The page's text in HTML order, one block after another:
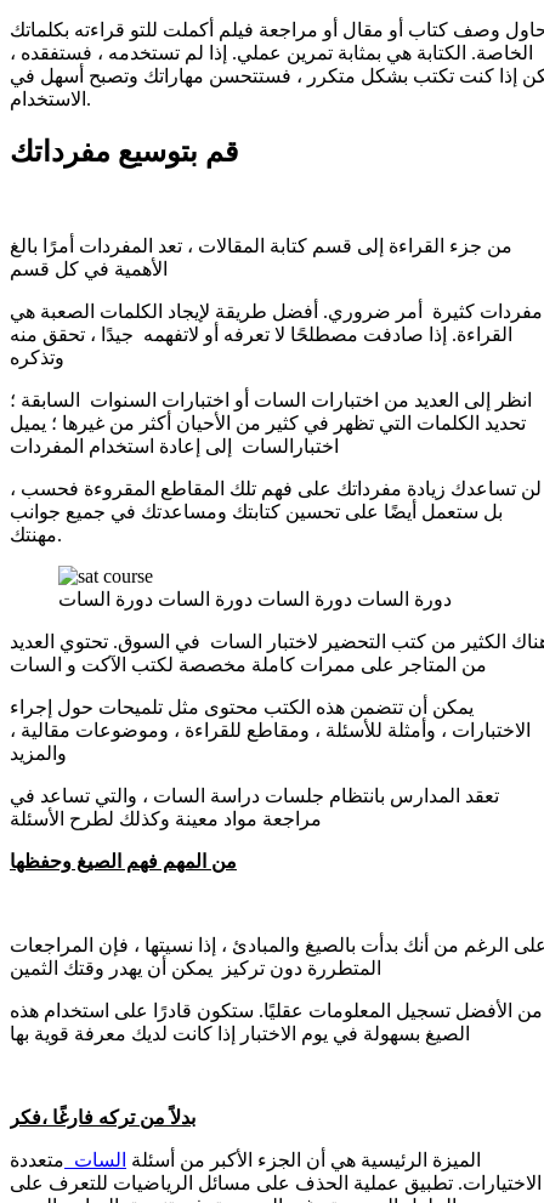
وصف كتاب أو مقال أو مراجعة فيلم أكملت للتو قراءته بكلماتك
الخاصة. الكتابة هي بمثابة تمرين عملي. إذا لم تستخدمه ، فستفقده ،
إذا كنت تكتب بشكل متكرر ، فستتحسن مهاراتك وتصبح أسهل في
الاستخدام.
قم بتوسيع مفرداتك
من جزء القراءة إلى قسم كتابة المقالات ، تعد المفردات أمرًا بالغ
الأهمية في كل قسم
مفردات كثيرة أمر ضروري. أفضل طريقة لإيجاد الكلمات الصعبة هي
القراءة. إذا صادفت مصطلحًا لا تعرفه أو لاتفهمه جيدًا ، تحقق منه
وتذكره
انظر إلى العديد من اختبارات السات أو اختبارات السنوات السابقة ؛
تحديد الكلمات التي تظهر في كثير من الأحيان أكثر من غيرها ؛ يميل
اختبارالسات إلى إعادة استخدام المفردات
لن تساعدك زيادة مفرداتك على فهم تلك المقاطع المقروءة فحسب ،
بل ستعمل أيضًا على تحسين كتابتك ومساعدتك في جميع جوانب
مهنتك.
دورة السات دورة السات دورة السات دورة السات
الكثير من كتب التحضير لاختبار السات في السوق. تحتوي العديد
يمكن أن تتضمن هذه الكتب محتوى مثل تلميحات حول إجراء
الاختبارات ، وأمثلة للأسئلة ، ومقاطع للقراءة ، وموضوعات مقالية ،
والمزيد
تعقد المدارس بانتظام جلسات دراسة السات ، والتي تساعد في
مراجعة مواد معينة وكذلك لطرح الأسئلة
من المهم فهم الصيغ وحفظها
الرغم من أنك بدأت بالصيغ والمبادئ ، إذا نسيتها ، فإن المراجعات
المتطررة دون تركيز يمكن أن يهدر وقتك الثمين
من الأفضل تسجيل المعلومات عقليًا. ستكون قادرًا على استخدام هذه
الصيغ بسهولة في يوم الاختبار إذا كانت لديك معرفة قوية بها
بدلاً من تركه فارغًا ،فكر
الميزة الرئيسية هي أن الجزء الأكبر من أسئلة السات متعددة
الاختيارات. تطبيق عملية الحذف على مسائل الرياضيات للتعرف على